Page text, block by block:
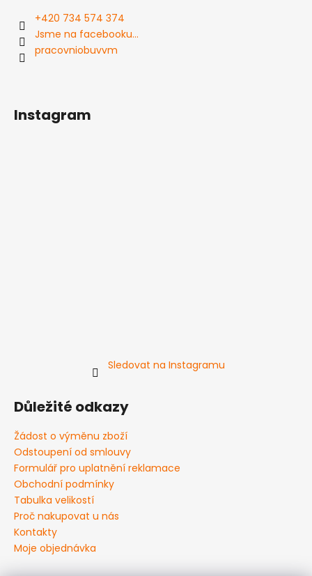
+420 734 574 374
Jsme na facebooku...
pracovniobuvvm
Instagram
Sledovat na Instagramu
Důležité odkazy
Žádost o výměnu zboží
Odstoupení od smlouvy
Formulář pro uplatnění reklamace
Obchodní podmínky
Tabulka velikostí
Proč nakupovat u nás
Kontakty
Moje objednávka